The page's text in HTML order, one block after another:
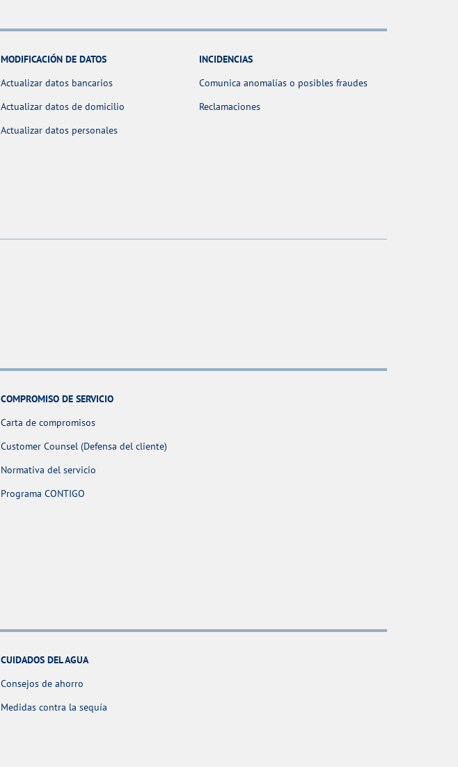
MODIFICACIÓN DE DATOS
Actualizar datos bancarios
Actualizar datos de domicilio
Actualizar datos personales
INCIDENCIAS
Comunica anomalías o posibles fraudes
Reclamaciones
COMPROMISO DE SERVICIO
Carta de compromisos
Customer Counsel (Defensa del cliente)
Normativa del servicio
Programa CONTIGO
CUIDADOS DEL AGUA
Consejos de ahorro
Medidas contra la sequía